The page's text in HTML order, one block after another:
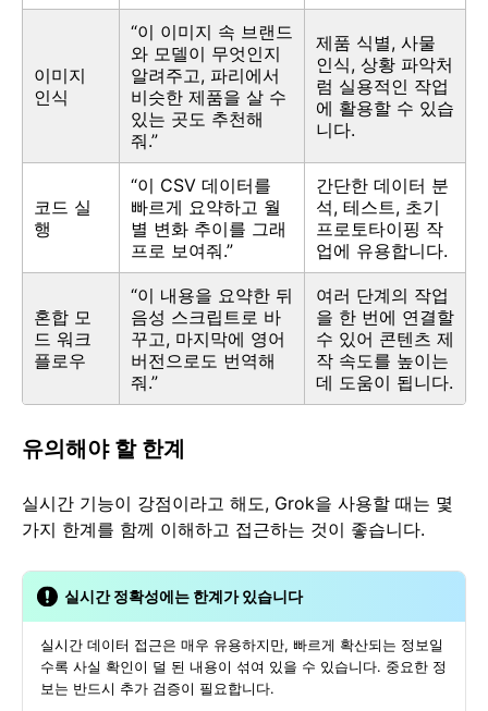
이미지
인식
“이 이미지 속 브랜드
와 모델이 무엇인지
알려주고, 파리에서
비슷한 제품을 살 수
있는 곳도 추천해
줘.”
제품 식별, 사물
인식, 상황 파악처
럼 실용적인 작업
에 활용할 수 있습
니다.
코드 실
행
“이 CSV 데이터를
빠르게 요약하고 월
별 변화 추이를 그래
프로 보여줘.”
간단한 데이터 분
석, 테스트, 초기
프로토타이핑 작
업에 유용합니다.
혼합 모
드 워크
플로우
“이 내용을 요약한 뒤
음성 스크립트로 바
꾸고, 마지막에 영어
버전으로도 번역해
줘.”
여러 단계의 작업
을 한 번에 연결할
수 있어 콘텐츠 제
작 속도를 높이는
데 도움이 됩니다.
유의해야 할 한계
실시간 기능이 강점이라고 해도, Grok을 사용할 때는 몇
가지 한계를 함께 이해하고 접근하는 것이 좋습니다.
실시간 정확성에는 한계가 있습니다
실시간 데이터 접근은 매우 유용하지만, 빠르게 확산되는 정보일
수록 사실 확인이 덜 된 내용이 섞여 있을 수 있습니다. 중요한 정
보는 반드시 추가 검증이 필요합니다.